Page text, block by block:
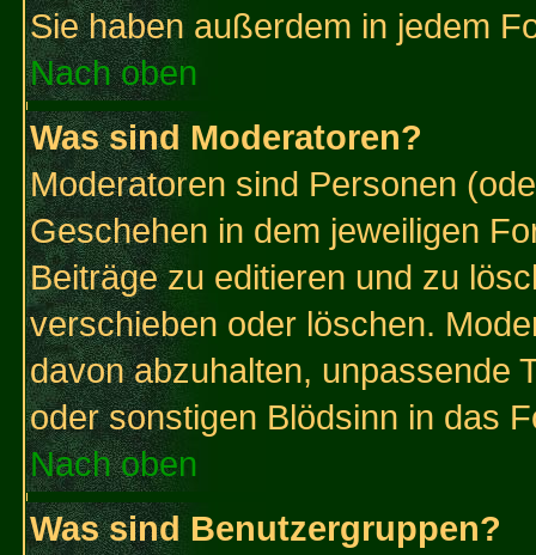
Sie haben außerdem in jedem
Nach oben
Was sind Moderatoren?
Moderatoren sind Personen
Geschehen in dem jeweiligen
Beiträge zu editieren und zu
verschieben oder löschen.
davon abzuhalten, unpassende
oder sonstigen Blödsinn in das
Nach oben
Was sind Benutzergruppen?